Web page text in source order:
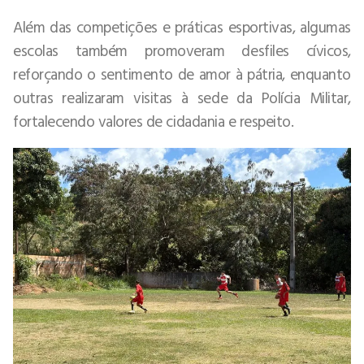
Além das competições e práticas esportivas, algumas
escolas também promoveram desfiles cívicos,
reforçando o sentimento de amor à pátria, enquanto
outras realizaram visitas à sede da Polícia Militar,
fortalecendo valores de cidadania e respeito.